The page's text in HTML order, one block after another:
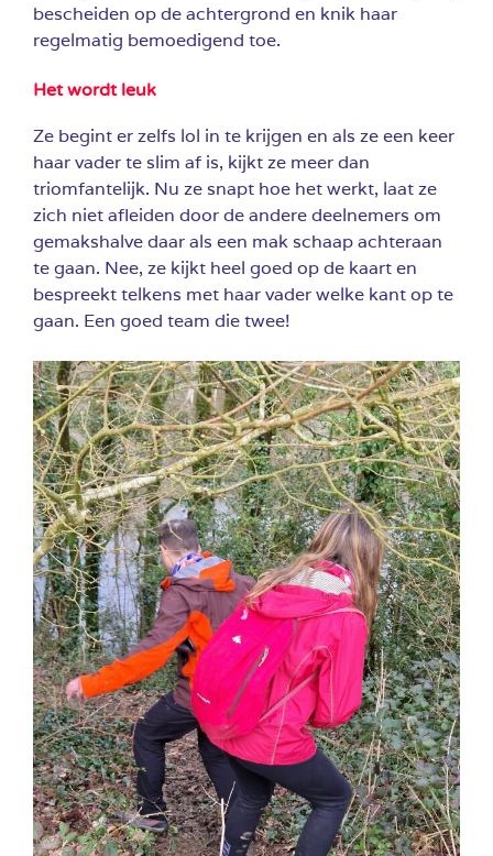
bescheiden op de achtergrond en knik haar
regelmatig bemoedigend toe.
Het wordt leuk
Ze begint er zelfs lol in te krijgen en als ze een keer
haar vader te slim af is, kijkt ze meer dan
triomfantelijk. Nu ze snapt hoe het werkt, laat ze
zich niet afleiden door de andere deelnemers om
gemakshalve daar als een mak schaap achteraan
te gaan. Nee, ze kijkt heel goed op de kaart en
bespreekt telkens met haar vader welke kant op te
gaan. Een goed team die twee!